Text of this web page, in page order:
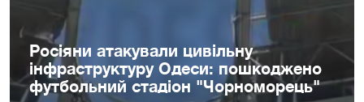
Росіяни атакували цивільну
інфраструктуру Одеси: пошкоджено
футбольний стадіон "Чорноморець"